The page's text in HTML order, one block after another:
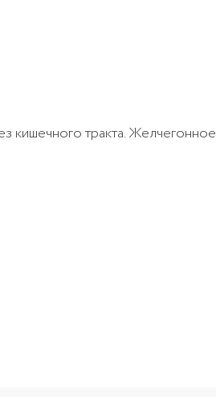
кишечного тракта. Желчегонное